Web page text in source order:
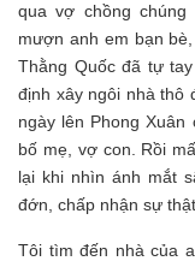
qua vợ chồng
mượn anh em bạn
Thằng Quốc đã tự
định xây ngôi nhà thô
ngày lên Phong
bố mẹ, vợ con. Rồi
lại khi nhìn ánh mắt
đớn, chấp nhận sự
Tôi tìm đến nhà của